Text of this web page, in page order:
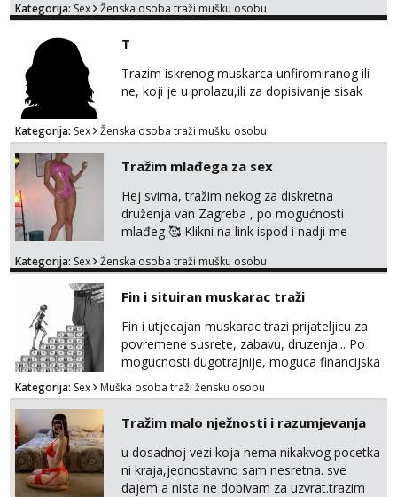
na link ispod i nadji me tamo, cekam te!
Kategorija: Sex Ženska osoba traži mušku osobu
T
Trazim iskrenog muskarca unfiromiranog ili
ne, koji je u prolazu,ili za dopisivanje sisak
Kategorija: Sex Ženska osoba traži mušku osobu
Tražim mlađega za sex
Hej svima, tražim nekog za diskretna
druženja van Zagreba , po mogućnosti
mlađeg 🥰 Klikni na link ispod i nadji me
Kategorija: Sex Ženska osoba traži mušku osobu
Fin i situiran muskarac traži
Fin i utjecajan muskarac trazi prijateljicu za
povremene susrete, zabavu, druzenja... Po
mogucnosti dugotrajnije, moguca financijska
potpora!
Kategorija: Sex Muška osoba traži žensku osobu
Tražim malo nježnosti i razumjevanja
u dosadnoj vezi koja nema nikakvog pocetka
ni kraja,jednostavno sam nesretna. sve
dajem a nista ne dobivam za uzvrat.trazim